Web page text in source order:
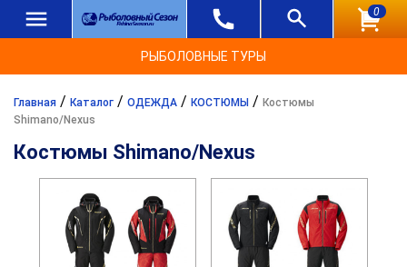
0
РЫБОЛОВНЫЕ ТУРЫ
Главная / Каталог / ОДЕЖДА / КОСТЮМЫ / Костюмы
Shimano/Nexus
Костюмы Shimano/Nexus